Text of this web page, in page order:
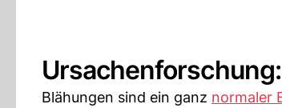
Blähungen sind ein ganz normaler